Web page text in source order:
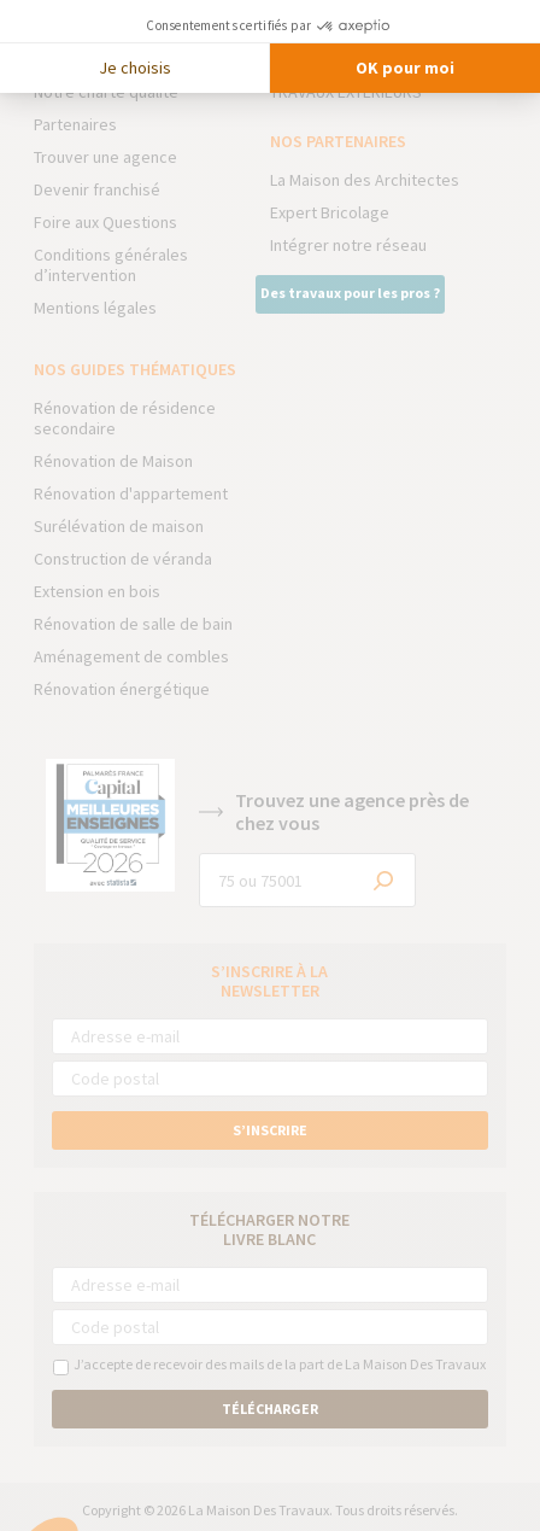
Qui sommes-nous
Actualités
Notre charte qualité
Partenaires
Trouver une agence
Devenir franchisé
Foire aux Questions
Conditions générales
d’intervention
Mentions légales
EXTENSION
RÉNOVATION INTÉRIEURE
TRAVAUX EXTÉRIEURS
NOS PARTENAIRES
La Maison des Architectes
Expert Bricolage
Intégrer notre réseau
Des travaux pour les pros ?
NOS GUIDES THÉMATIQUES
Rénovation de résidence
secondaire
Rénovation de Maison
Rénovation d'appartement
Surélévation de maison
Construction de véranda
Extension en bois
Rénovation de salle de bain
Aménagement de combles
Rénovation énergétique
Trouvez une agence près de
chez vous
S’INSCRIRE À LA
NEWSLETTER
S’INSCRIRE
TÉLÉCHARGER NOTRE
LIVRE BLANC
J’accepte de recevoir des mails de la part de La Maison Des Travaux
TÉLÉCHARGER
Copyright © 2026 La Maison Des Travaux. Tous droits réservés.
Consentements certifiés par
Je choisis OK pour moi